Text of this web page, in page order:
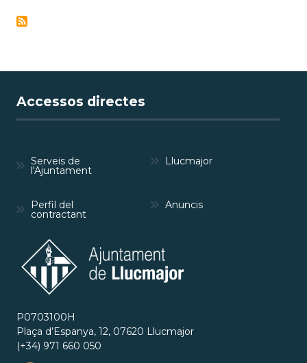
Accessos directes
Serveis de
l'Ajuntament
Llucmajor
Perfil del
contractant
Anuncis
P0703100H
Plaça d’Espanya, 12, 07620 Llucmajor
(+34) 971 660 050